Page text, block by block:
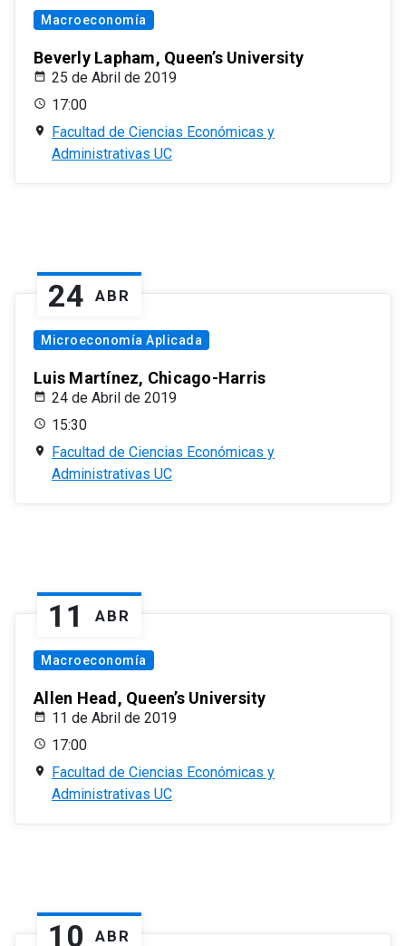
Macroeconomía
Beverly Lapham, Queen’s University
25 de Abril de 2019
17:00
Facultad de Ciencias Económicas y
Administrativas UC
24 ABR
Microeconomía Aplicada
Luis Martínez, Chicago-Harris
24 de Abril de 2019
15:30
Facultad de Ciencias Económicas y
Administrativas UC
11 ABR
Macroeconomía
Allen Head, Queen’s University
11 de Abril de 2019
17:00
Facultad de Ciencias Económicas y
Administrativas UC
10 ABR